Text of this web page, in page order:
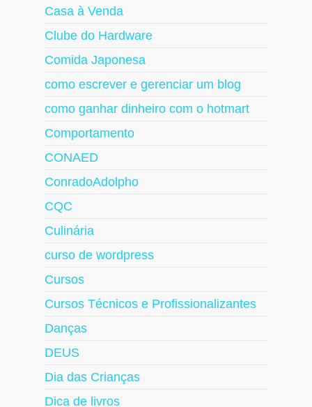
Casa à Venda
Clube do Hardware
Comida Japonesa
como escrever e gerenciar um blog
como ganhar dinheiro com o hotmart
Comportamento
CONAED
ConradoAdolpho
CQC
Culinária
curso de wordpress
Cursos
Cursos Técnicos e Profissionalizantes
Danças
DEUS
Dia das Crianças
Dica de livros